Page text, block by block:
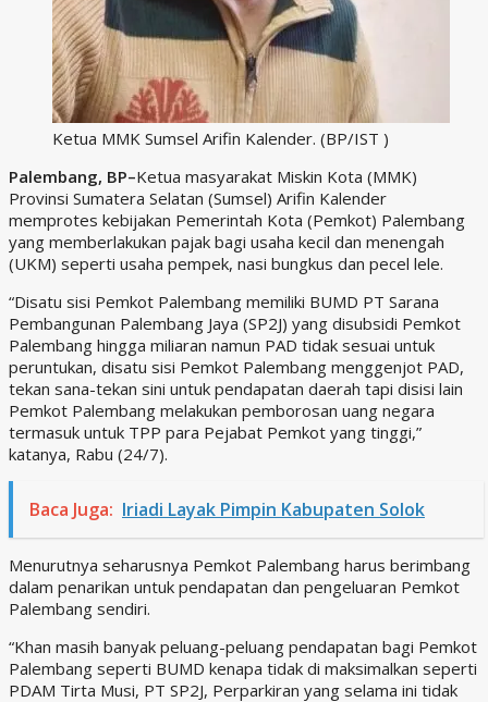
Ketua MMK Sumsel Arifin Kalender. (BP/IST )
Palembang, BP–Ketua masyarakat Miskin Kota (MMK)
Provinsi Sumatera Selatan (Sumsel) Arifin Kalender
memprotes kebijakan Pemerintah Kota (Pemkot) Palembang
yang memberlakukan pajak bagi usaha kecil dan menengah
(UKM) seperti usaha pempek, nasi bungkus dan pecel lele.
“Disatu sisi Pemkot Palembang memiliki BUMD PT Sarana
Pembangunan Palembang Jaya (SP2J) yang disubsidi Pemkot
Palembang hingga miliaran namun PAD tidak sesuai untuk
peruntukan, disatu sisi Pemkot Palembang menggenjot PAD,
tekan sana-tekan sini untuk pendapatan daerah tapi disisi lain
Pemkot Palembang melakukan pemborosan uang negara
termasuk untuk TPP para Pejabat Pemkot yang tinggi,”
katanya, Rabu (24/7).
Baca Juga: Iriadi Layak Pimpin Kabupaten Solok
Menurutnya seharusnya Pemkot Palembang harus berimbang
dalam penarikan untuk pendapatan dan pengeluaran Pemkot
Palembang sendiri.
“Khan masih banyak peluang-peluang pendapatan bagi Pemkot
Palembang seperti BUMD kenapa tidak di maksimalkan seperti
PDAM Tirta Musi, PT SP2J, Perparkiran yang selama ini tidak